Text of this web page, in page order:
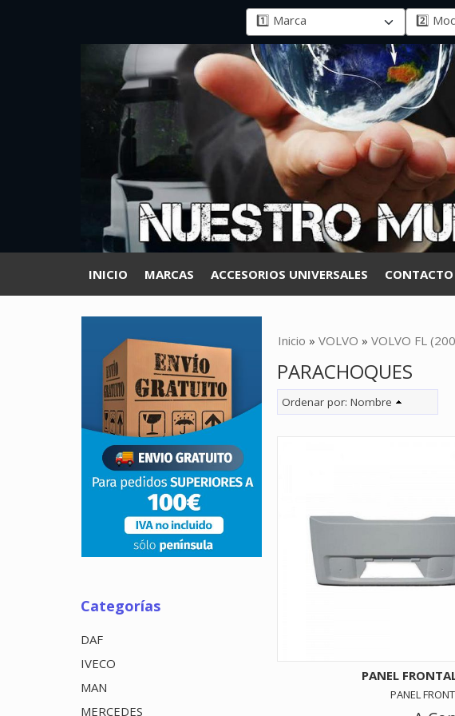
INICIO MARCAS ACCESORIOS UNIVERSALES CONTACTO
Categorías
DAF
IVECO
MAN
MERCEDES
Inicio » VOLVO » VOLVO FL
PARACHOQUES
Ordenar por: Nombre
PANEL
PANEL